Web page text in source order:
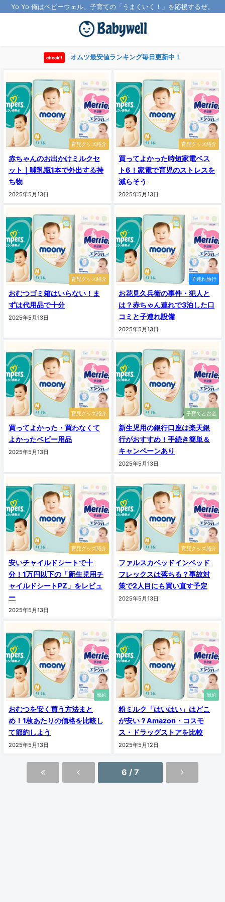
Yo Yo 俺はベビーウェル。子育ての「うまくいく！」を応援するぜ。
check!! オムツ最安値ランキング毎日更新中！
育児グッズ紹介
赤ちゃんのお出かけミルクセ
ット｜哺乳瓶1本で外出する持
ち物
2025年5月13日
育児グッズ紹介
買ってよかった時短家電ベス
ト6！家電で育児のストレスを
減らそう
2025年5月13日
育児グッズ紹介
おむつゴミ箱はいらない！ま
ずは代用品で十分
2025年5月13日
子連れ旅行
お花見久兵衛の事件・犯人と
は？赤ちゃん連れで3泊した口
コミと子連れ設備
2025年5月13日
育児グッズ紹介
買ってよかった・買わなくて
よかったベビー用品
2025年5月13日
子育てとお金
新生児用の銀行口座は楽天銀
行がおすすめ！手続き簡単＆
キャンペーンあり
2025年5月13日
育児グッズ紹介
安いチャイルドシートで十
分！1万円以下の「新生児用チ
ャイルドシートPZ」をレビュ
ー
2025年5月13日
育児グッズ紹介
ファルスカベッドインベッド
フレックスは落ちる？事故対
策で2人目にも買い直す予定
2025年5月13日
節約
おむつを安く買う方法まと
め！1枚あたりの価格を比較し
て節約しよう
2025年5月13日
節約
粉ミルク「はいはい」はどこ
が安い？Amazon・コスモ
ス・ドラッグストアを比較
2025年5月12日
6 / 7